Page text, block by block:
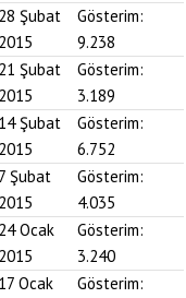
28 Şubat
2015
Gösterim:
9.238
21 Şubat
2015
Gösterim:
3.189
14 Şubat
2015
Gösterim:
6.752
7 Şubat
2015
Gösterim:
4.035
24 Ocak
2015
Gösterim:
3.240
17 Ocak
Gösterim: